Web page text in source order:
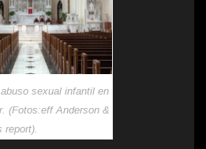
sexual infantil en
(Fotos:eff Anderson &
report).